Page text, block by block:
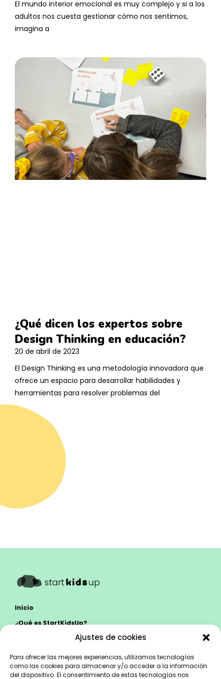
Ajustes de cookies
Para ofrecer las mejores experiencias, utilizamos tecnologías
como las cookies para almacenar y/o acceder a la información
del dispositivo. El consentimiento de estas tecnologías nos
El mundo interior emocional es muy complejo y si a los
adultos nos cuesta gestionar cómo nos sentimos,
imagina a
¿Qué dicen los expertos sobre
Design Thinking en educación?
20 de abril de 2023
El Design Thinking es una metodología innovadora que
ofrece un espacio para desarrollar habilidades y
herramientas para resolver problemas del
Inicio
¿Qué es StartKidsUp?
Familias
Equipo